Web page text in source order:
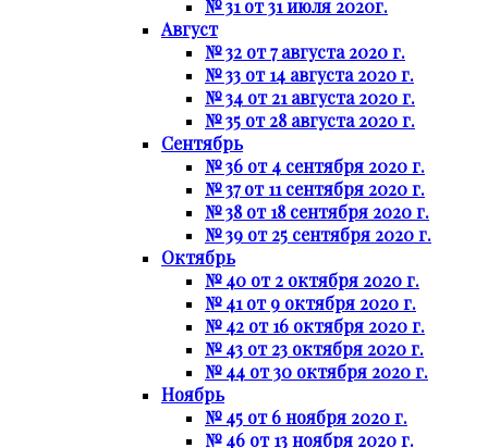
№ 31 от 31 июля 2020г.
Август
№ 32 от 7 августа 2020 г.
№ 33 от 14 августа 2020 г.
№ 34 от 21 августа 2020 г.
№ 35 от 28 августа 2020 г.
Сентябрь
№ 36 от 4 сентября 2020 г.
№ 37 от 11 сентября 2020 г.
№ 38 от 18 сентября 2020 г.
№ 39 от 25 сентября 2020 г.
Октябрь
№ 40 от 2 октября 2020 г.
№ 41 от 9 октября 2020 г.
№ 42 от 16 октября 2020 г.
№ 43 от 23 октября 2020 г.
№ 44 от 30 октября 2020 г.
Ноябрь
№ 45 от 6 ноября 2020 г.
№ 46 от 13 ноября 2020 г.